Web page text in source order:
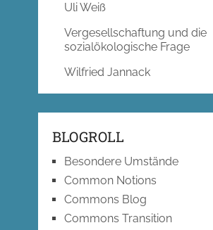
Uli Weiß
Vergesellschaftung und die
sozialökologische Frage
Wilfried Jannack
BLOGROLL
Besondere Umstände
Common Notions
Commons Blog
Commons Transition